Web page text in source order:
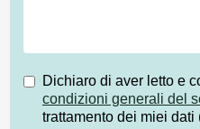
Dichiaro di aver letto e
condizioni generali del
trattamento dei miei dati